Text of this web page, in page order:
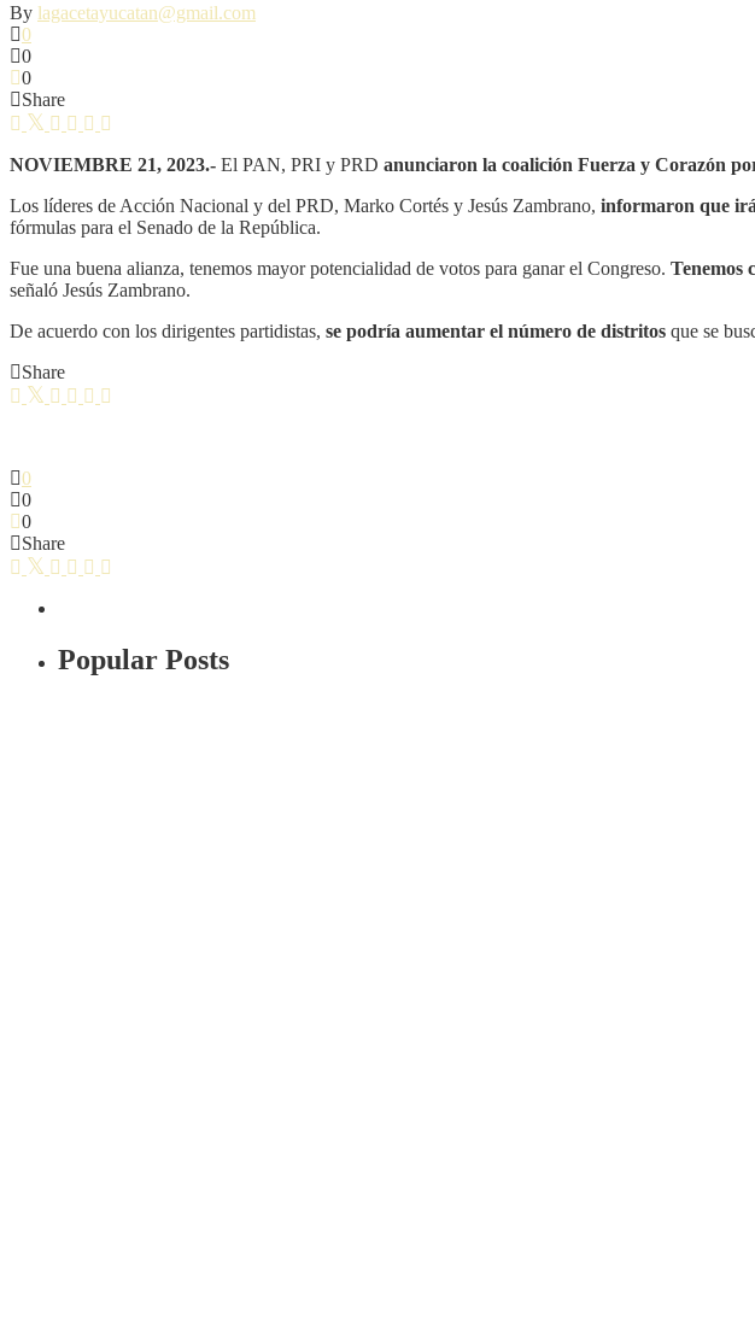
By lagacetayucatan@gmail.com
0
0
0
Share
NOVIEMBRE 21, 2023.- El PAN, PRI y PRD anunciaron la coalición Fuerza y Corazón
Los líderes de Acción Nacional y del PRD, Marko Cortés y Jesús Zambrano, informaron que
fórmulas para el Senado de la República.
Fue una buena alianza, tenemos mayor potencialidad de votos para ganar el Congreso. Tenemos
señaló Jesús Zambrano.
De acuerdo con los dirigentes partidistas, se podría aumentar el número de distritos que se
Share
0
0
0
Share
Popular Posts